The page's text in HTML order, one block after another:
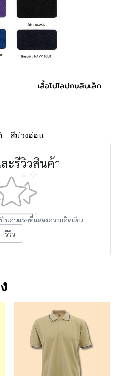
สีม่วงอ่อน
ะรีวิวสินค้า
ป็นคนแรกที่แสดงความคิดเห็น
รีวิว